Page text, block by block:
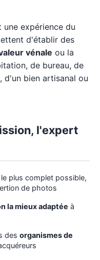
une expérience du
d'établir des
vénale ou la
de bureau, de
d'un bien artisanal ou
l'expert
le plus complet possible,
de photos
la mieux adaptée à
des organismes de